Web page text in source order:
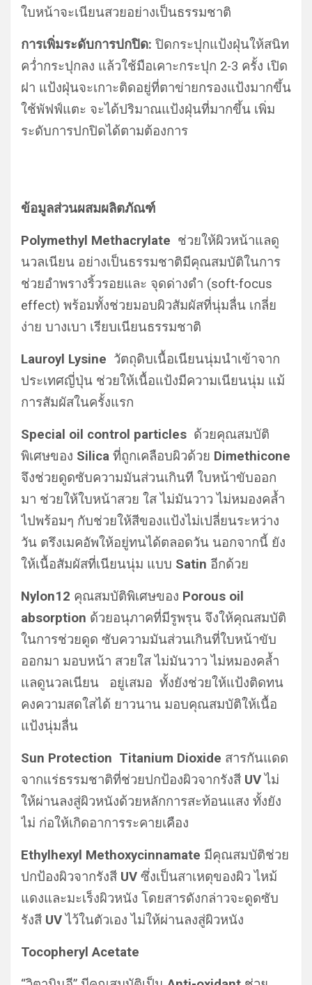
ใบหน้าจะเนียนสวยอย่างเป็นธรรมชาติ
การเพิ่มระดับการปกปิด: ปิดกระปุกแป้งฝุ่นให้สนิท
คว่ำกระปุกลง แล้วใช้มือเคาะกระปุก 2-3 ครั้ง เปิด
ฝา แป้งฝุ่นจะเกาะติดอยู่ที่ตาข่ายกรองแป้งมากขึ้น
ใช้พัฟฟ์แตะ จะได้ปริมาณแป้งฝุ่นที่มากขึ้น เพิ่ม
ระดับการปกปิดได้ตามต้องการ
ข้อมูลส่วนผสมผลิตภัณฑ์
Polymethyl Methacrylate ช่วยให้ผิวหน้าแลดู
นวลเนียน อย่างเป็นธรรมชาติมีคุณสมบัติในการ
ช่วยอำพรางริ้วรอยและ จุดด่างดำ (soft-focus
effect) พร้อมทั้งช่วยมอบผิวสัมผัสที่นุ่มลื่น เกลี่ย
ง่าย บางเบา เรียบเนียนธรรมชาติ
Lauroyl Lysine วัตถุดิบเนื้อเนียนนุ่มนำเข้าจาก
ประเทศญี่ปุ่น ช่วยให้เนื้อแป้งมีความเนียนนุ่ม แม้
การสัมผัสในครั้งแรก
Special oil control particles ด้วยคุณสมบัติ
พิเศษของ Silica ที่ถูกเคลือบผิวด้วย Dimethicone
จึงช่วยดูดซับความมันส่วนเกินที ใบหน้าขับออก
มา ช่วยให้ใบหน้าสวย ใส ไม่มันวาว ไม่หมองคล้ำ
ไปพร้อมๆ กับช่วยให้สีของแป้งไม่เปลี่ยนระหว่าง
วัน ตรึงเมคอัพให้อยู่ทนได้ตลอดวัน นอกจากนี้ ยัง
ให้เนื้อสัมผัสที่เนียนนุ่ม แบบ Satin อีกด้วย
Nylon12 คุณสมบัติพิเศษของ Porous oil
absorption ด้วยอนุภาคที่มีรูพรุน จึงให้คุณสมบัติ
ในการช่วยดูด ซับความมันส่วนเกินที่ใบหน้าขับ
ออกมา มอบหน้า สวยใส ไม่มันวาว ไม่หมองคล้ำ
เเลดูนวลเนียน อยู่เสมอ ทั้งยังช่วยให้แป้งติดทน
คงความสดใสได้ ยาวนาน มอบคุณสมบัติให้เนื้อ
แป้งนุ่มลื่น
Sun Protection Titanium Dioxide สารกันแดด
จากแร่ธรรมชาติที่ช่วยปกป้องผิวจากรังสี UVไม่
ให้ผ่านลงสู่ผิวหนังด้วยหลักการสะท้อนแสง ทั้งยัง
ไม่ ก่อให้เกิดอาการระคายเคือง
Ethylhexyl Methoxycinnamate มีคุณสมบัติช่วย
ปกป้องผิวจากรังสี UV ซึ่งเป็นสาเหตุของผิว ไหม้
แดงและมะเร็งผิวหนัง โดยสารดังกล่าวจะดูดซับ
รังสี UVไว้ในตัวเอง ไม่ให้ผ่านลงสู่ผิวหนัง
Tocopheryl Acetate